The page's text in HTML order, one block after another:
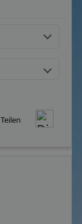
Teilen